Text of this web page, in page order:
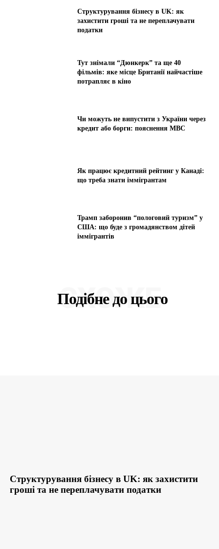
Структурування бізнесу в UK: як
захистити гроші та не переплачувати
податки
Тут знімали “Дюнкерк” та ще 40
фільмів: яке місце Британії найчастіше
потрапляє в кіно
Чи можуть не випустити з України через
кредит або борги: пояснення МВС
Як працює кредитний рейтинг у Канаді:
що треба знати іммігрантам
Трамп заборонив “пологовий туризм” у
США: що буде з громадянством дітей
іммігрантів
Подібне до цього
СХОЖЕ
Структурування бізнесу в UK: як захистити
гроші та не переплачувати податки